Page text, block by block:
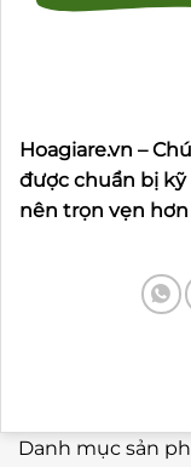
Danh mục sản
Hoagiare.vn –
được chuẩn bị
nên trọn vẹn hơn